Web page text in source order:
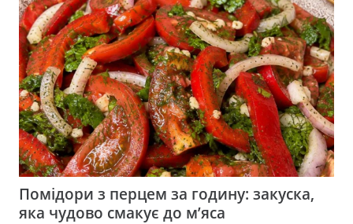
Помідори з перцем за годину: закуска,
яка чудово смакує до м’яса